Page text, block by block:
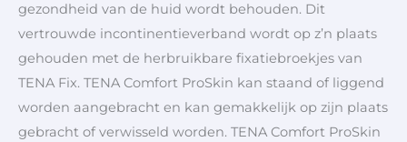
gezondheid van de huid wordt behouden. Dit
vertrouwde incontinentieverband wordt op z’n plaats
gehouden met de herbruikbare fixatiebroekjes van
TENA Fix. TENA Comfort ProSkin kan staand of liggend
worden aangebracht en kan gemakkelijk op zijn plaats
gebracht of verwisseld worden. TENA Comfort ProSkin